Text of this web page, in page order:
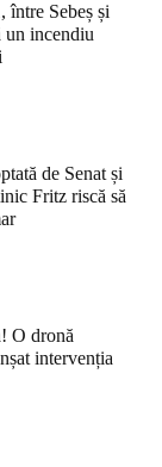
între Sebeș și
un incendiu
de Senat și
Fritz riscă să
O dronă
intervenția